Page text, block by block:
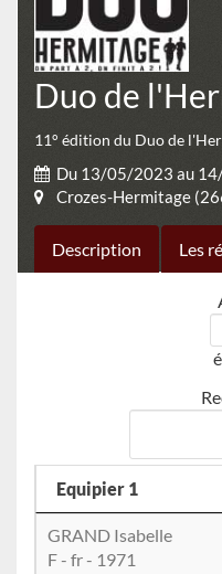
Duo de
11° édition du Duo de
Du 13/05/2023 au
Crozes-Hermitage
Description Les
Equipier 1
GRAND Isabelle
F - fr - 1971